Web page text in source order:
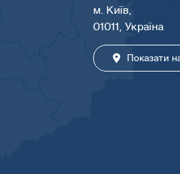
м. Київ,
01011, Україна
Показати